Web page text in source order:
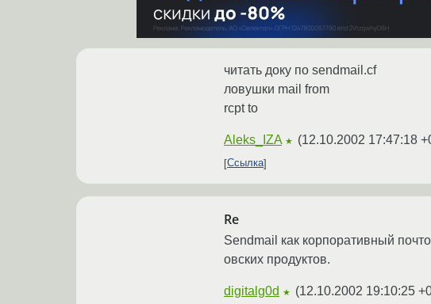
читать доку по sendmail.cf
ловушки mail from
rcpt to
Aleks_IZA ★ (12.10.2002 17:47:18
Ссылка
Re
Sendmail как корпоративный
овских продуктов.
digitalg0d ★ (12.10.2002 19:10:25